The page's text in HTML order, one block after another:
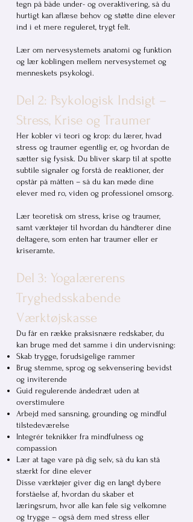
tegn på både under- og overaktivering, så du
hurtigt kan aflæse behov og støtte dine elever
ind i et mere reguleret, trygt felt.
Lær om nervesystemets anatomi og funktion
og lær koblingen mellem nervesystemet og
menneskets psykologi.
Del 2: Psykologisk Indsigt –
Stress, Krise og Traumer
Her kobler vi teori og krop: du lærer, hvad
stress og traumer egentlig er, og hvordan de
sætter sig fysisk. Du bliver skarp til at spotte
subtile signaler og forstå de reaktioner, der
opstår på måtten – så du kan møde dine
elever med ro, viden og professionel omsorg.
Lær teoretisk om stress, krise og traumer,
samt værktøjer til hvordan du håndterer dine
deltagere, som enten har traumer eller er
kriseramte.
Del 3: Yogalærerens
Tryghedsskabende
Værktøjskasse
Du får en række praksisnære redskaber, du
kan bruge med det samme i din undervisning:
Skab trygge, forudsigelige rammer
Brug stemme, sprog og sekvensering bevidst
og inviterende
Guid regulerende åndedræt uden at
overstimulere
Arbejd med sansning, grounding og mindful
tilstedeværelse
Integrér teknikker fra mindfulness og
compassion
Lær at tage vare på dig selv, så du kan stå
stærkt for dine elever
Disse værktøjer giver dig en langt dybere
forståelse af, hvordan du skaber et
læringsrum, hvor alle kan føle sig velkomne
og trygge – også dem med stress eller